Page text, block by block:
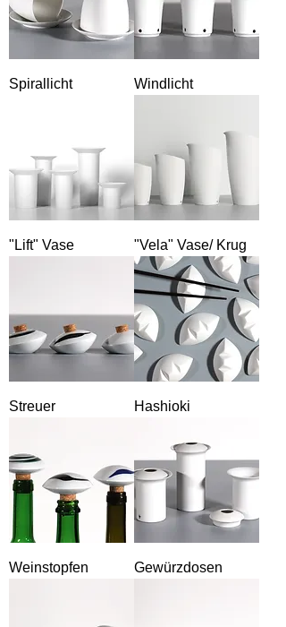
Spirallicht Windlicht
"Lift" Vase "Vela" Vase/ Krug
Streuer Hashioki
Weinstopfen Gewürzdosen